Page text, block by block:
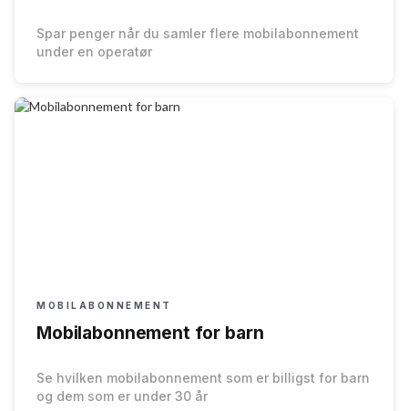
Spar penger når du samler flere mobilabonnement
under en operatør
MOBILABONNEMENT
Mobilabonnement for barn
Se hvilken mobilabonnement som er billigst for barn
og dem som er under 30 år